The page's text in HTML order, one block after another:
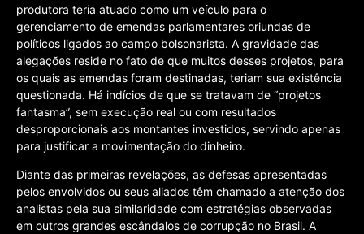
produtora teria atuado como um veículo para o
gerenciamento de emendas parlamentares oriundas de
políticos ligados ao campo bolsonarista. A gravidade das
alegações reside no fato de que muitos desses projetos, para
os quais as emendas foram destinadas, teriam sua existência
questionada. Há indícios de que se tratavam de “projetos
fantasma”, sem execução real ou com resultados
desproporcionais aos montantes investidos, servindo apenas
para justificar a movimentação do dinheiro.
Diante das primeiras revelações, as defesas apresentadas
pelos envolvidos ou seus aliados têm chamado a atenção dos
analistas pela sua similaridade com estratégias observadas
em outros grandes escândalos de corrupção no Brasil. A